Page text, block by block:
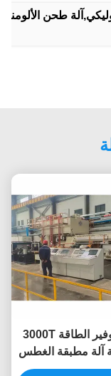
نظام توفير الطاقة 3000T
آلة مطبقة الغطس
الألومنيوم